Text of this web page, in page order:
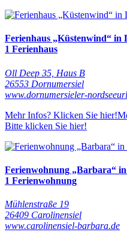
Ferienhaus „Küstenwind“ in
1 Ferienhaus
Oll Deep 35, Haus B
26553 Dornumersiel
www.dornumersieler-
Mehr Infos? Klicken Sie hier!
Bitte klicken Sie hier!
Ferienwohnung „Barbara“
1 Ferienwohnung
Mühlenstraße 19
26409 Carolinensiel
www.carolinensiel-barbara.de